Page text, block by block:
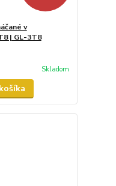
v
| GL-3T8
Skladom